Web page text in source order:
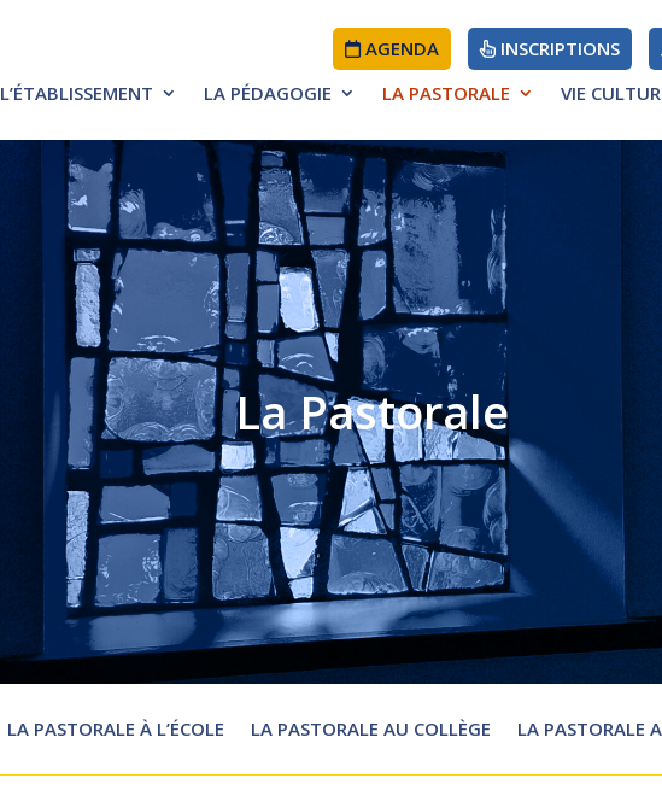
AGENDA INSCRIPTIONS
L’ÉTABLISSEMENT
PROJET ÉDUCATIF
PROJET D’ÉTABLISSEMENT
LA PÉDAGOGIE LA PASTORALE VIE
La Pastorale
LA PASTORALE À L’ÉCOLE LA PASTORALE AU COLLÈGE LA PASTORALE